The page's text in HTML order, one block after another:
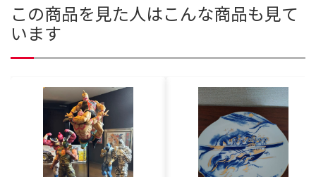
この商品を見た人はこんな商品も見て
います